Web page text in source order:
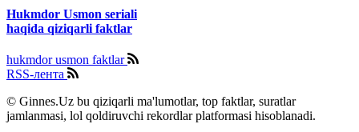
Hukmdor Usmon seriali
haqida qiziqarli faktlar
hukmdor usmon faktlar
RSS-лента
© Ginnes.Uz bu qiziqarli ma'lumotlar, top faktlar, suratlar
jamlanmasi, lol qoldiruvchi rekordlar platformasi hisoblanadi.